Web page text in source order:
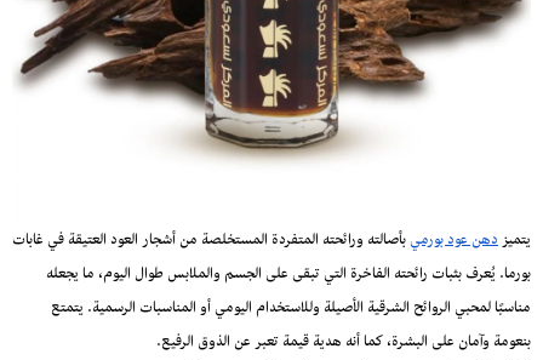
يتميزدهن عود بورميبأصالته ورائحته المتفردة المستخلصة من أشجار العود العتيقة في غابات
بورما. يُعرف بثبات رائحته الفاخرة التي تبقى على الجسم والملابس طوال اليوم، ما يجعله
مناسبًا لمحبي الروائح الشرقية الأصيلة وللاستخدام اليومي أو المناسبات الرسمية. يتمتع
بنعومة وآمان على البشرة، كما أنه هدية قيمة تعبر عن الذوق الرفيع.